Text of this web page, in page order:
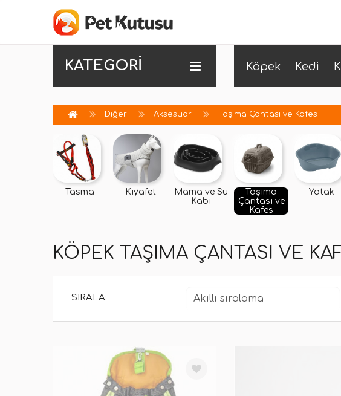
KATEGORİ Köpek Kedi
Diğer Aksesuar Taşıma Çantası ve Kafes
Tasma Kıyafet
Mama ve Su
Kabı
Taşıma
Çantası ve
Kafes
Yatak
KÖPEK TAŞIMA ÇANTASI VE
SIRALA: